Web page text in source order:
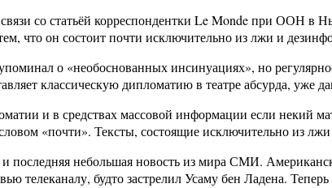
со статьёй корреспондентки Le Monde при ООН
что он состоит почти исключительно из лжи и
о «необоснованных инсинуациях», но
классическую дипломатию в театре абсурда, уже
и в средствах массовой информации если некий
«почти». Тексты, состоящие исключительно из
последняя небольшая новость из мира СМИ.
телеканалу, будто застрелил Усаму бен Ладена.